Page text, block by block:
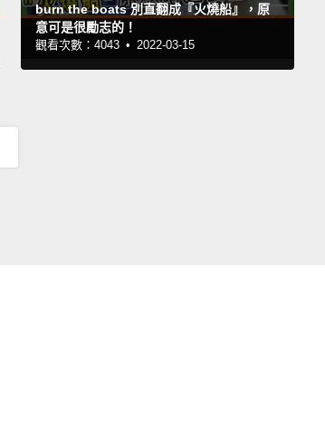
burn the boats 別直翻成『火燒船』，原
意可是很勵志的！
觀看次數：4043 • 2022-03-15